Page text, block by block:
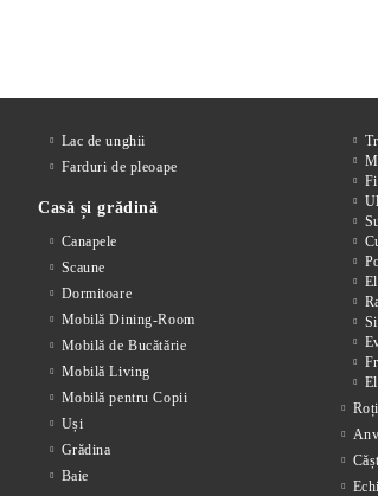
Lac de unghii
Farduri de pleoape
Casă și grădină
Canapele
Scaune
Dormitoare
Mobilă Dining-Room
Mobilă de Bucătărie
Mobilă Living
Mobilă pentru Copii
Uși
Grădina
Baie
Roți